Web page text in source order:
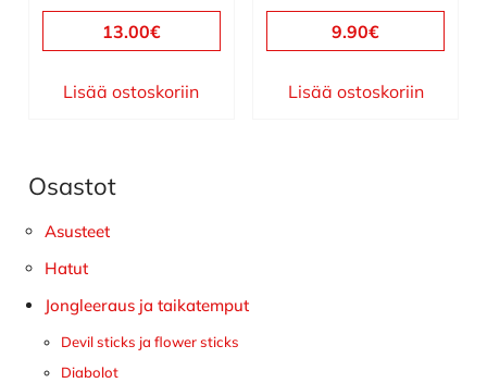
13.00€
Lisää ostoskoriin
9.90€
Lisää ostoskoriin
Ensisijainen
sivupalkki
Osastot
Asusteet
Hatut
Jongleeraus ja taikatemput
Devil sticks ja flower sticks
Diabolot